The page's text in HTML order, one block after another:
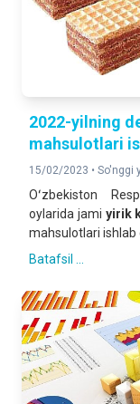
2022-yilning
mahsulotlari
15/02/2023 • So'nggi
Oʻzbekiston
oylarida jami yirik
mahsulotlari ishlab
Batafsil ...